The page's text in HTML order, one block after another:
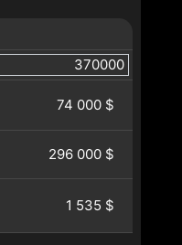
74 000 $
296 000 $
1 535 $